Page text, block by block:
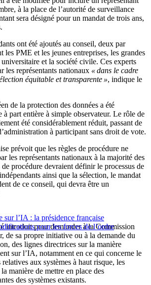
à la place de l’autorité de surveillance
sera désigné pour un mandat de trois ans,
ont été ajoutés au conseil, deux par
les PME et les jeunes entreprises, les grandes
et la société civile. Ces experts
les représentants nationaux « dans le cadre
équitable et transparente », indique le
de la protection des données a été
à part entière à simple observateur. Le rôle de
été considérablement réduit, passant de
à participant sans droit de vote.
prévoit que les règles de procédure ne
les représentants nationaux à la majorité des
procédure devraient définir le processus de
ainsi que la sélection, le mandat
de ce conseil, qui devra être un
sur l’IA : la présidence française
pour les forces de l’ordre
introduit pour demander à la Commission
de sa propre initiative ou à la demande du
des lignes directrices sur la manière
sur l’IA, notamment en ce qui concerne le
relatives aux systèmes à haut risque, les
manière de mettre en place des
des systèmes existants.